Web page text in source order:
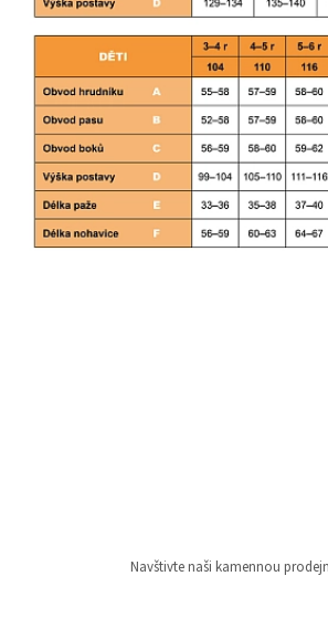
Navštivte naši kamennou